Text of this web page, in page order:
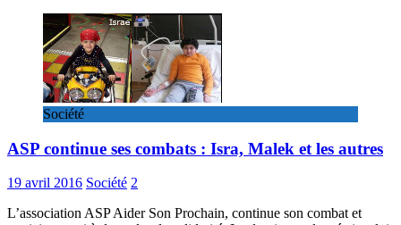
Société
ASP continue ses combats : Isra, Malek et les autres
19 avril 2016 Société 2
L’association ASP Aider Son Prochain, continue son combat et